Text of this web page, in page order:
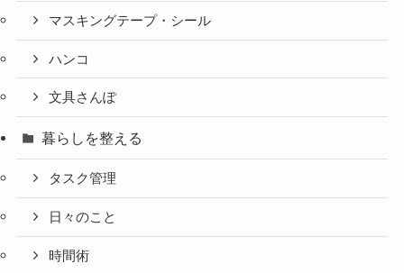
マスキングテープ・シール
ハンコ
文具さんぽ
暮らしを整える
タスク管理
日々のこと
時間術